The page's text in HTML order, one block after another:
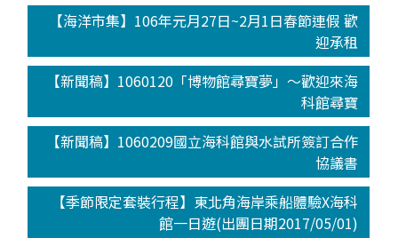
【海洋市集】106年元月27日~2月1日春節連假 歡
迎承租
【新聞稿】1060120「博物館尋寶夢」～歡迎來海
科館尋寶
【新聞稿】1060209國立海科館與水試所簽訂合作
協議書
【季節限定套裝行程】東北角海岸乘船體驗X海科
館一日遊(出團日期2017/05/01)